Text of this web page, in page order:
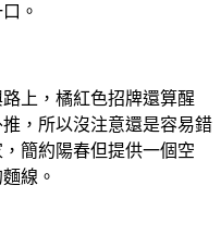
。
上，橘紅色招牌還算醒
，所以沒注意還是容易錯
簡約陽春但提供一個空
線。